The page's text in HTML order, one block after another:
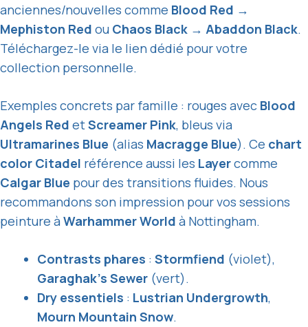
anciennes/nouvelles comme Blood Red →
Mephiston Red ou Chaos Black → Abaddon Black.
Téléchargez-le via le lien dédié pour votre
collection personnelle.
Exemples concrets par famille : rouges avec Blood
Angels Red etScreamer Pink, bleus via
Ultramarines Blue (alias Macragge Blue). Ce chart
color Citadel référence aussi les Layercomme
Calgar Blue pour des transitions fluides. Nous
recommandons son impression pour vos sessions
peinture àWarhammer World à Nottingham.
Contrasts phares : Stormfiend (violet),
Garaghak’s Sewer (vert).
Dry essentiels : Lustrian Undergrowth,
Mourn Mountain Snow.